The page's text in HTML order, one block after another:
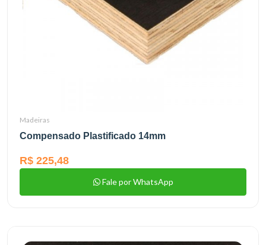
Madeiras
Compensado Plastificado 14mm
R$ 225,48
Fale por WhatsApp